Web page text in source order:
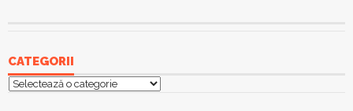
CATEGORII
Categorii